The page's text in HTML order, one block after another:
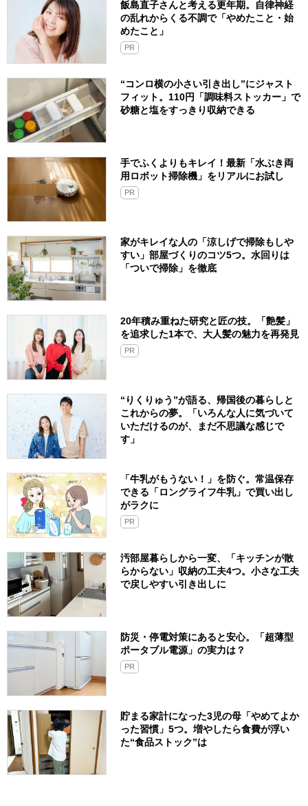
飯島直子さんと考える更年期。自律神経
の乱れからくる不調で「やめたこと・始
めたこと」
PR
“コンロ横の小さい引き出し”にジャスト
フィット。110円「調味料ストッカー」で
砂糖と塩をすっきり収納できる
手でふくよりもキレイ！最新「水ぶき両
用ロボット掃除機」をリアルにお試し
PR
家がキレイな人の「涼しげで掃除もしや
すい」部屋づくりのコツ5つ。水回りは
「ついで掃除」を徹底
20年積み重ねた研究と匠の技。「艶髪」
を追求した1本で、大人髪の魅力を再発見
PR
“りくりゅう”が語る、帰国後の暮らしと
これからの夢。「いろんな人に気づいて
いただけるのが、まだ不思議な感じで
す」
「牛乳がもうない！」を防ぐ。常温保存
できる「ロングライフ牛乳」で買い出し
がラクに
PR
汚部屋暮らしから一変、「キッチンが散
らからない」収納の工夫4つ。小さな工夫
で戻しやすい引き出しに
防災・停電対策にあると安心。「超薄型
ポータブル電源」の実力は？​
PR
貯まる家計になった3児の母「やめてよか
った習慣」5つ。増やしたら食費が浮い
た“食品ストック”は